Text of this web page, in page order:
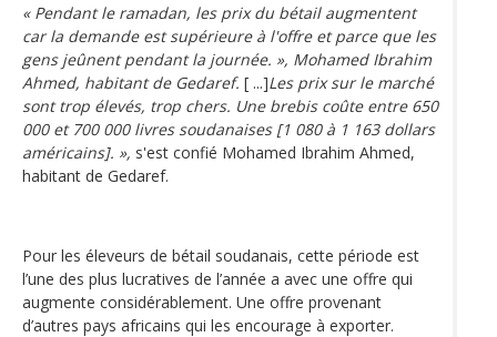
« Pendant le ramadan, les prix du bétail augmentent
car la demande est supérieure à l'offre et parce que les
gens jeûnent pendant la journée. », Mohamed Ibrahim
Ahmed, habitant de Gedaref. [ ...]Les prix sur le marché
sont trop élevés, trop chers. Une brebis coûte entre 650
000 et 700 000 livres soudanaises [1 080 à 1 163 dollars
américains]. », s'est confié Mohamed Ibrahim Ahmed,
habitant de Gedaref.
Pour les éleveurs de bétail soudanais, cette période est
l’une des plus lucratives de l’année a avec une offre qui
augmente considérablement. Une offre provenant
d’autres pays africains qui les encourage à exporter.